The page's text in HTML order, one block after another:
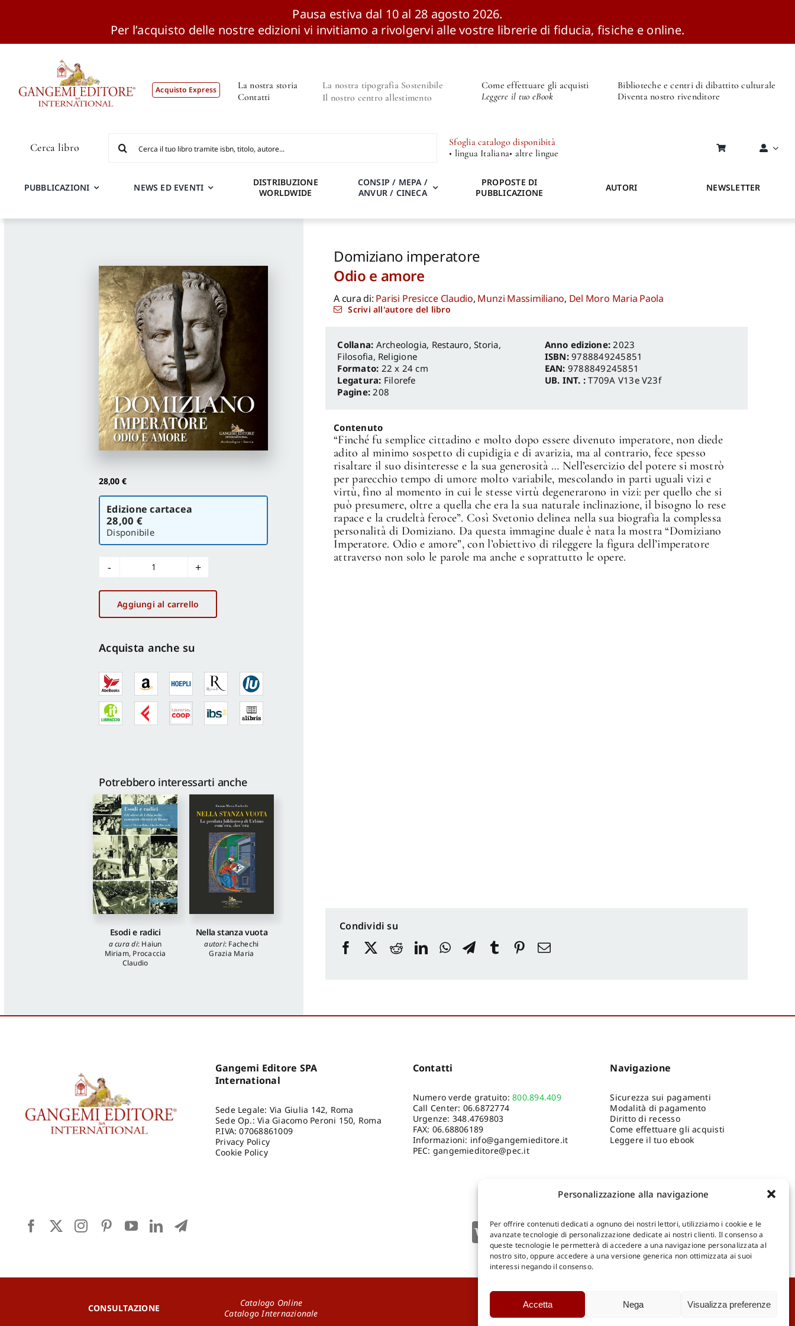
Personalizzazione alla navigazione
Per offrire contenuti dedicati a ognuno dei nostri lettori, utilizziamo i cookie e le
avanzate tecnologie di personalizzazione dedicate ai nostri clienti. Il consenso a
queste tecnologie le permetterà di accedere a una navigazione personalizzata al
nostro sito, oppure accedere a una versione generica non ottimizzata ai suoi
interessi negando il consenso.
Accetta Nega Visualizza preferenze
Pausa estiva dal 10 al 28 agosto 2026.
Per l’acquisto delle nostre edizioni vi invitiamo a rivolgervi alle vostre librerie di fiducia, fisiche e online.
Acquisto Express
La nostra storia
Contatti
La nostra tipografia Sostenibile
Il nostro centro allestimento
Come effettuare gli acquisti
Leggere il tuo eBook
Biblioteche e centri di dibattito culturale
Diventa nostro rivenditore
Cerca libro
per:
Sfoglia catalogo disponibità
• lingua Italiana• altre lingue
PUBBLICAZIONI NEWS ED EVENTI
DISTRIBUZIONE
WORLDWIDE
CONSIP / MEPA /
ANVUR / CINECA
PROPOSTE DI
PUBBLICAZIONE
AUTORI NEWSLETTER
28,00 €
Scegli
versione
Edizione cartacea
28,00 €
Disponibile
Domiziano
imperatore
quantità
Aggiungi al carrello
Acquista anche su
Potrebbero interessarti anche
Esodi e radici
a cura di: Haiun
Miriam, Procaccia
Claudio
Nella stanza vuota
autori: Fachechi
Grazia Maria
Domiziano imperatore
Odio e amore
A cura di: Parisi Presicce Claudio, Munzi Massimiliano, Del Moro Maria Paola
Scrivi all'autore del libro
Archeologia, Restauro,Storia,
Filosofia, Religione
Formato: 22 x 24 cm
Legatura: Filorefe
Pagine: 208
Anno edizione: 2023
ISBN:9788849245851
EAN: 9788849245851
UB. INT. :T709A V13e V23f
Contenuto
“Finché fu semplice cittadino e molto dopo essere divenuto imperatore, non diede
adito al minimo sospetto di cupidigia e di avarizia, ma al contrario, fece spesso
risaltare il suo disinteresse e la sua generosità … Nell’esercizio del potere si mostrò
per parecchio tempo di umore molto variabile, mescolando in parti uguali vizi e
virtù, fino al momento in cui le stesse virtù degenerarono in vizi: per quello che si
può presumere, oltre a quella che era la sua naturale inclinazione, il bisogno lo rese
rapace e la crudeltà feroce”. Così Svetonio delinea nella sua biografia la complessa
personalità di Domiziano. Da questa immagine duale è nata la mostra “Domiziano
Imperatore. Odio e amore”, con l’obiettivo di rileggere la figura dell’imperatore
attraverso non solo le parole ma anche e soprattutto le opere.
Condividi su
Gangemi Editore SPA
International
Sede Legale: Via Giulia 142, Roma
Sede Op.: Via Giacomo Peroni 150, Roma
P.IVA: 07068861009
Privacy Policy
Cookie Policy
Contatti
Numero verde gratuito:800.894.409
Call Center: 06.6872774
Urgenze: 348.4769803
FAX: 06.68806189
Informazioni: info@gangemieditore.it
PEC: gangemieditore@pec.it
Navigazione
Sicurezza sui pagamenti
Modalità di pagamento
Diritto di recesso
Come effettuare gli acquisti
Leggere il tuo ebook
Shop Gangemi Editore-Pagamenti Sicuri e anche Rateali
CONSULTAZIONE
Catalogo Online
Catalogo Internazionale
DOWNLOAD
Catalogo Online
Catalogo Internazionale